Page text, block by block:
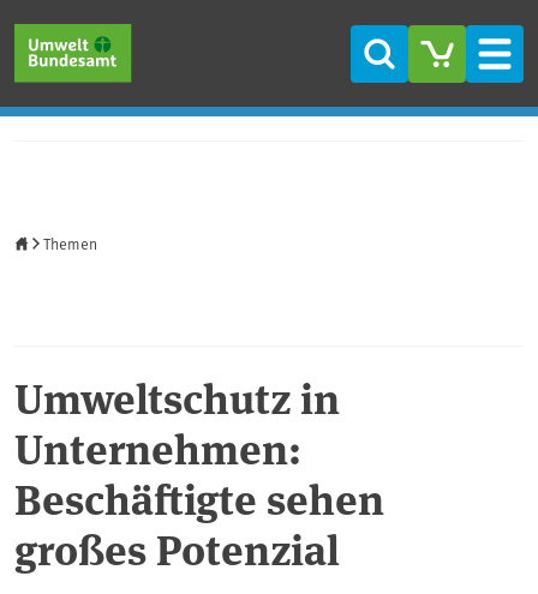
Suche
Themen
Umweltschutz in
Unternehmen:
Beschäftigte sehen
großes Potenzial